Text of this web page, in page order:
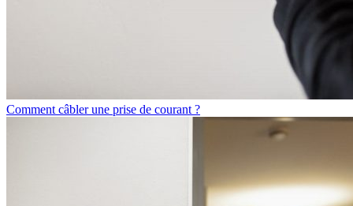
Comment câbler une prise de courant ?